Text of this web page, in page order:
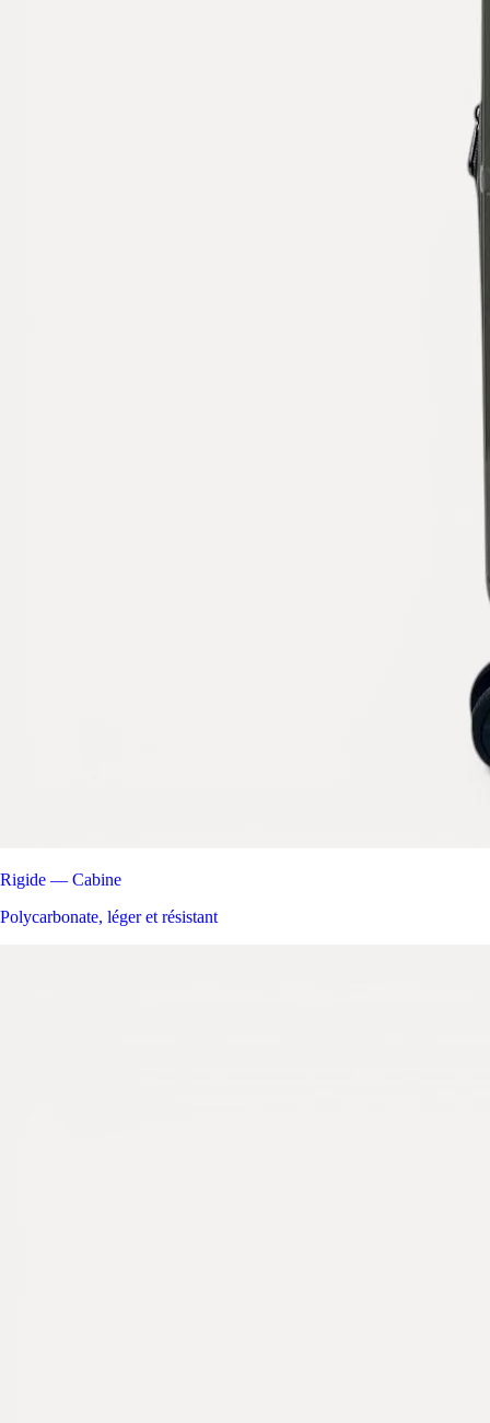
Rigide — Cabine
Polycarbonate, léger et résistant